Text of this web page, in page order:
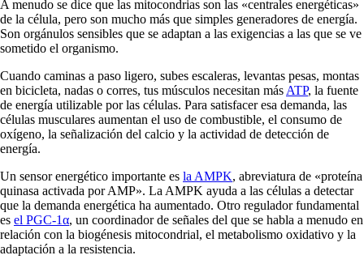
A menudo se dice que las mitocondrias son las «centrales energéticas»
de la célula, pero son mucho más que simples generadores de energía.
Son orgánulos sensibles que se adaptan a las exigencias a las que se ve
sometido el organismo.
Cuando caminas a paso ligero, subes escaleras, levantas pesas, montas
en bicicleta, nadas o corres, tus músculos necesitan más ATP, la fuente
de energía utilizable por las células. Para satisfacer esa demanda, las
células musculares aumentan el uso de combustible, el consumo de
oxígeno, la señalización del calcio y la actividad de detección de
energía.
Un sensor energético importante es la AMPK, abreviatura de «proteína
quinasa activada por AMP». La AMPK ayuda a las células a detectar
que la demanda energética ha aumentado. Otro regulador fundamental
es el PGC-1α, un coordinador de señales del que se habla a menudo en
relación con la biogénesis mitocondrial, el metabolismo oxidativo y la
adaptación a la resistencia.